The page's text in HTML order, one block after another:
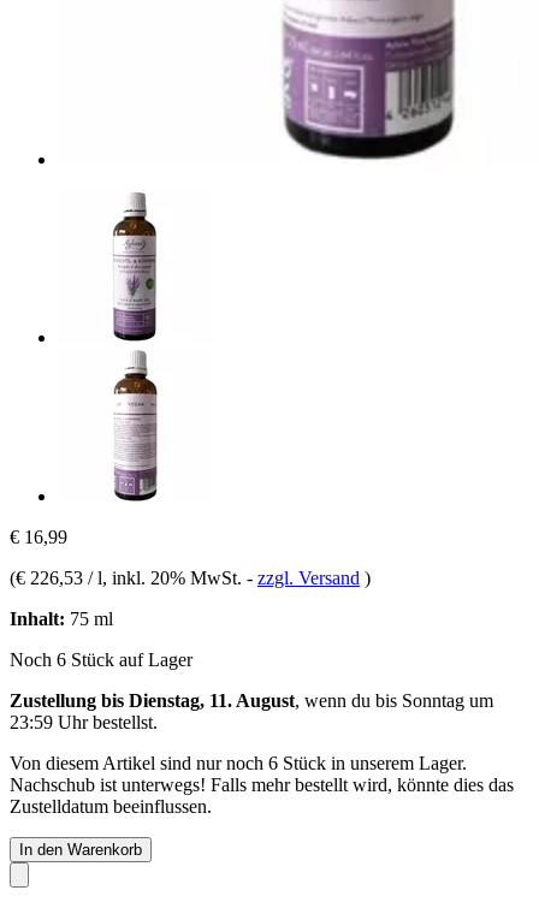
€ 16,99
(€ 226,53 / l, inkl. 20% MwSt. - zzgl. Versand )
Inhalt: 75 ml
Noch 6 Stück auf Lager
Zustellung bis Dienstag, 11. August, wenn du bis Sonntag um
23:59 Uhrbestellst.
Von diesem Artikel sind nur noch 6 Stück in unserem Lager.
Nachschub ist unterwegs! Falls mehr bestellt wird, könnte dies das
Zustelldatum beeinflussen.
In den Warenkorb